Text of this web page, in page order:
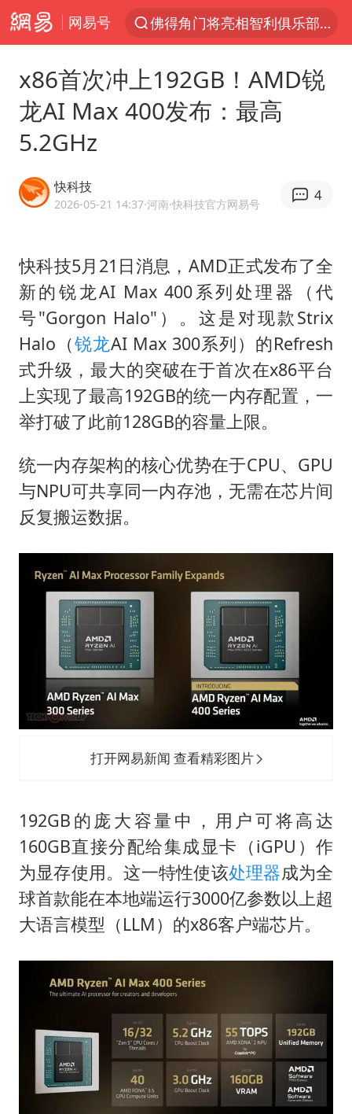
网易号
佛得角门将亮相智利俱乐部主场
中方回应是否在太平洋海底开采稀土
看守所辅警收受10万获刑1年
五粮液渠道价一箱上涨近百元
法国将禁止“未经同意的电话营销”
吉林一“温度计大楼”读数爆表
贵州轮胎子公司获美国退税8136万
“深圳地面沉降致车辆损坏”不实
泰国一女公务员妆容引争议 本人回应
27岁女子成组织卖淫集团主犯被通缉
24小时不关空调 电费会更低吗
x86首次冲上192GB！AMD锐
龙AI Max 400发布：最高
5.2GHz
快科技
2026-05-21 14:37·河南·快科技官方网易号
4
快科技5月21日消息，AMD正式发布了全
新的锐龙AI Max 400系列处理器（代
号"Gorgon Halo"）。这是对现款Strix
Halo（锐龙AI Max 300系列）的Refresh
式升级，最大的突破在于首次在x86平台
上实现了最高192GB的统一内存配置，一
举打破了此前128GB的容量上限。
统一内存架构的核心优势在于CPU、GPU
与NPU可共享同一内存池，无需在芯片间
反复搬运数据。
打开网易新闻 查看精彩图片
192GB的庞大容量中，用户可将高达
160GB直接分配给集成显卡（iGPU）作
为显存使用。这一特性使该处理器成为全
球首款能在本地端运行3000亿参数以上超
大语言模型（LLM）的x86客户端芯片。